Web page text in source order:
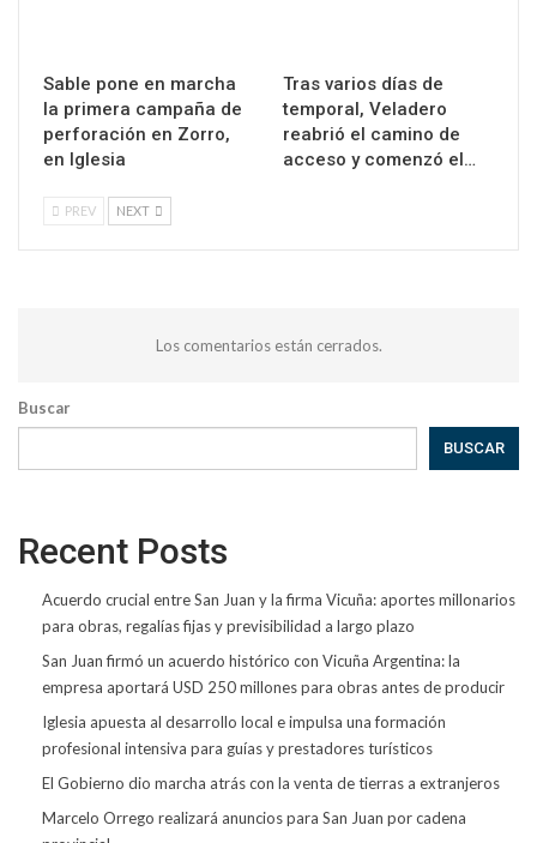
Sable pone en marcha
la primera campaña de
perforación en Zorro,
en Iglesia
Tras varios días de
temporal, Veladero
reabrió el camino de
acceso y comenzó el…
PREV NEXT
Los comentarios están cerrados.
Buscar
BUSCAR
Recent Posts
Acuerdo crucial entre San Juan y la firma Vicuña: aportes millonarios
para obras, regalías fijas y previsibilidad a largo plazo
San Juan firmó un acuerdo histórico con Vicuña Argentina: la
empresa aportará USD 250 millones para obras antes de producir
Iglesia apuesta al desarrollo local e impulsa una formación
profesional intensiva para guías y prestadores turísticos
El Gobierno dio marcha atrás con la venta de tierras a extranjeros
Marcelo Orrego realizará anuncios para San Juan por cadena